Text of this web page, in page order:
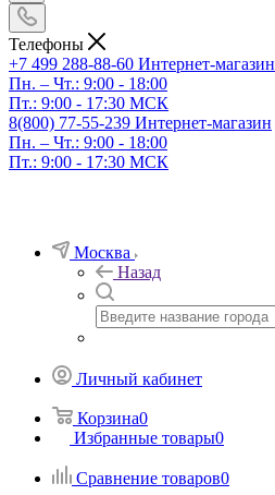
Телефоны
+7 499 288-88-60 Интернет-магазин
Пн. – Чт.: 9:00 - 18:00
Пт.: 9:00 - 17:30 МСК
8(800) 77-55-239 Интернет-магазин
Пн. – Чт.: 9:00 - 18:00
Пт.: 9:00 - 17:30 МСК
Москва
Назад
Личный кабинет
Корзина0
Избранные товары0
Сравнение товаров0